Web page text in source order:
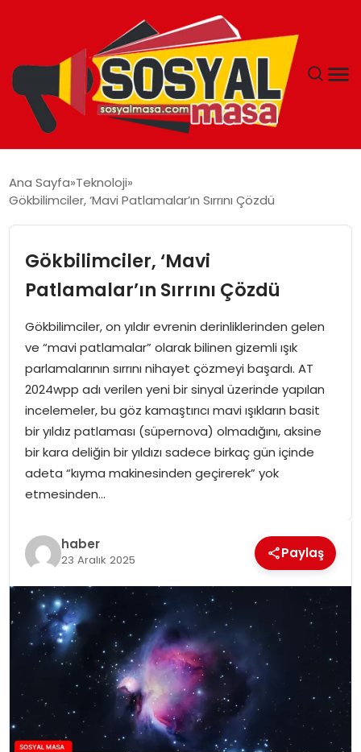
GÜNCEL
TEKNOLOJI
SPOR
Ana Sayfa Teknoloji
Gökbilimciler, ‘Mavi Patlamalar’ın Sırrını Çözdü
Gökbilimciler, ‘Mavi
Patlamalar’ın Sırrını Çözdü
Gökbilimciler, on yıldır evrenin derinliklerinden gelen
ve “mavi patlamalar” olarak bilinen gizemli ışık
parlamalarının sırrını nihayet çözmeyi başardı. AT
2024wpp adı verilen yeni bir sinyal üzerinde yapılan
incelemeler, bu göz kamaştırıcı mavi ışıkların basit
bir yıldız patlaması (süpernova) olmadığını, aksine
bir kara deliğin bir yıldızı sadece birkaç gün içinde
adeta “kıyma makinesinden geçirerek” yok
etmesinden…
haber
23 Aralık 2025 Paylaş